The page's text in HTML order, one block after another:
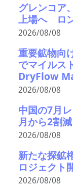
グレンコア
上場へ ロ
2026/08/08
重要鉱物向
でマイルス
DryFlow
2026/08/08
中国の7月
月から2割
2026/08/08
新たな探鉱
ロジェク
2026/08/08